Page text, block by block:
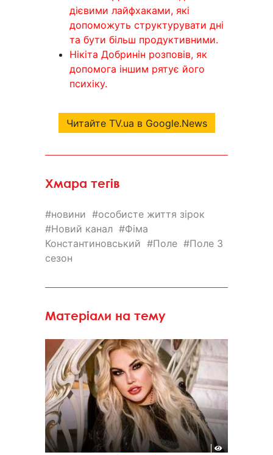
дієвими лайфхаками, які
допоможуть структурувати дні
та бути більш продуктивними.
Нікіта Добринін розповів, як
допомога іншим рятує його
психіку.
Читайте TV.ua в Google.News
Хмара тегів
новини
особисте життя зірок
Новий канал
Фіма
Константиновський
Поле
Поле 3
сезон
Матеріали на тему